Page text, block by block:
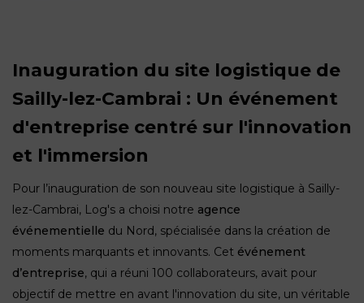
Inauguration du site logistique de
Sailly-lez-Cambrai : Un événement
d'entreprise centré sur l'innovation
et l'immersion
Pour l’inauguration de son nouveau site logistique à Sailly-
lez-Cambrai, Log's a choisi notre agence
événementielle du Nord, spécialisée dans la création de
moments marquants et innovants. Cet événement
d’entreprise, qui a réuni 100 collaborateurs, avait pour
objectif de mettre en avant l'innovation du site, un véritable